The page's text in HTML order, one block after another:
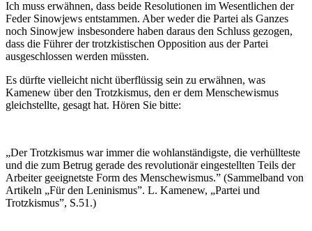
Ich muss erwähnen, dass beide Resolutionen im Wesentlichen der
Feder Sinowjews entstammen. Aber weder die Partei als Ganzes
noch Sinowjew insbesondere haben daraus den Schluss gezogen,
dass die Führer der trotzkistischen Opposition aus der Partei
ausgeschlossen werden müssten.
Es dürfte vielleicht nicht überflüssig sein zu erwähnen, was
Kamenew über den Trotzkismus, den er dem Menschewismus
gleichstellte, gesagt hat. Hören Sie bitte:
„Der Trotzkismus war immer die wohlanständigste, die verhüllteste
und die zum Betrug gerade des revolutionär eingestellten Teils der
Arbeiter geeignetste Form des Menschewismus.” (Sammelband von
Artikeln „Für den Leninismus”. L. Kamenew, „Partei und
Trotzkismus”, S.51.)